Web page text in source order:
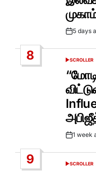
Post5 days
8
POSTED
IN
SCROLLER
Post1 week
9
POSTED
SCROLLER